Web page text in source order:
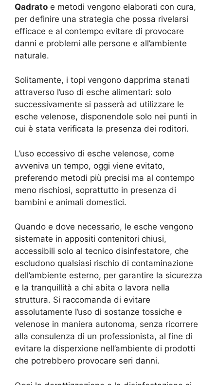
Qadrato e metodi vengono elaborati con cura,
per definire una strategia che possa rivelarsi
efficace e al contempo evitare di provocare
danni e problemi alle persone e all’ambiente
naturale.
Solitamente, i topi vengono dapprima stanati
attraverso l’uso di esche alimentari: solo
successivamente si passerà ad utilizzare le
esche velenose, disponendole solo nei punti in
cui è stata verificata la presenza dei roditori.
L’uso eccessivo di esche velenose, come
avveniva un tempo, oggi viene evitato,
preferendo metodi più precisi ma al contempo
meno rischiosi, soprattutto in presenza di
bambini e animali domestici.
Quando e dove necessario, le esche vengono
sistemate in appositi contenitori chiusi,
accessibili solo al tecnico disinfestatore, che
escludono qualsiasi rischio di contaminazione
dell’ambiente esterno, per garantire la sicurezza
e la tranquillità a chi abita o lavora nella
struttura. Si raccomanda di evitare
assolutamente l’uso di sostanze tossiche e
velenose in maniera autonoma, senza ricorrere
alla consulenza di un professionista, al fine di
evitare la disperxione nell’ambiente di prodotti
che potrebbero provocare seri danni.